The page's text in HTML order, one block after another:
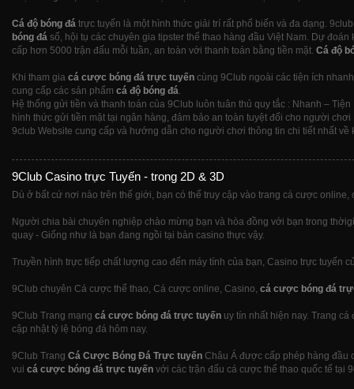
Cá độ bóng đá trực tuyến là một hình thức giải trí rất phổ biến và đa dạng.
bóng đá số, hội tụ các chuyên gia tipster thể thao hàng đầu Việt Nam. Dự
cấp hơn 5000 trận đấu mỗi tuần, an toàn với thanh toán bằng tiền mặt. Cá độ
Khi tham gia cá cược bóng đá trực tuyến cùng 9Club ngoài các tiện ích
cung cấp các sản phẩm cá độ bóng đá.
Hệ thống gửi tiền và thanh toán của 9Club luôn tuân thủ quy tắc : Nhanh –
hình thức gửi tiền mặt tại ngân hàng, đảm bảo an toàn tuyệt đối cho người chơi
9club Website cung cấp và hướng dẫn cho người chơi thông tin chi tiết nhất
9Club Casino trực Tuyến - trong 2D & 3D
Dù ở bất cứ nơi nào trên thế giới, bạn có thể truy cập vào trang cá cược
Người chia bài chuyên nghiệp chào mừng bạn và hòa đồng với bạn trong
quay - Giống như là bạn đang ngồi tại bàn casino thực vậy.
Truyền hình trực tiếp chất lượng cao đến máy tính của bạn, Casino trực tuyến
9Club chuyên Cá cược thể thao, Cá cược online, Casino, cá cược bóng đá
9Club Trang mạng cá cược bóng đá trực tuyến uy tín nhất hiện nay. Trang
cập nhật tỷ lệ bóng đá hôm nay.
9Club Trang Cá Cược Bóng Đá Trực tuyến Châu Á được cấp phép hàng đầu
vui cá cược bóng đá trực tuyến với các trận đấu cá cược thể thao quốc tế tại